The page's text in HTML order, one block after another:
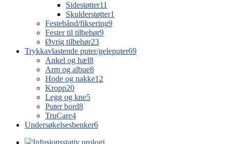
Sidestøtter11
Skulderstøtter1
Festebånd/fiksering9
Fester til tilbehør9
Øvrig tilbehør23
Trykkavlastende puter/geleputer69
Ankel og hæl8
Arm og albue8
Hode og nakke12
Kropp20
Legg og kne5
Puter bord8
TruCare4
Undersøkelsesbenker6